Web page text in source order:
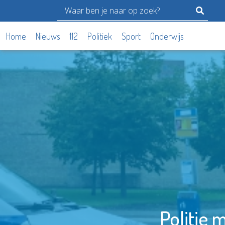
Home Nieuws 112 Politiek Sport Onderwijs
Politie